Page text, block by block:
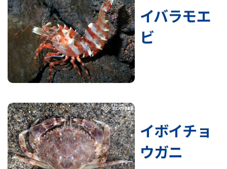
イバラモエ
ビ
イボイチョ
ウガニ